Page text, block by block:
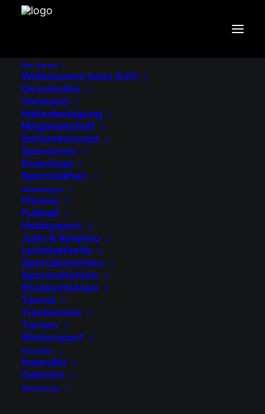
Der Verein
Willkommen beim SVO
Geschichte
Vorstand
Hallenbelegung
Mitgliedschaft
Schutzkonzept
Sponsoren
Download
Sportstätten
Abteilungen
Fitness
Fußball
Hobbysport
Judo & Kenjitsu
Leichtathletik
Sportabzeichen
Sportschützen
Stockschützen
Tennis
Tischtennis
Turnen
Wintersport
Aktuelles
Kalender
Galerien
Bekleidung